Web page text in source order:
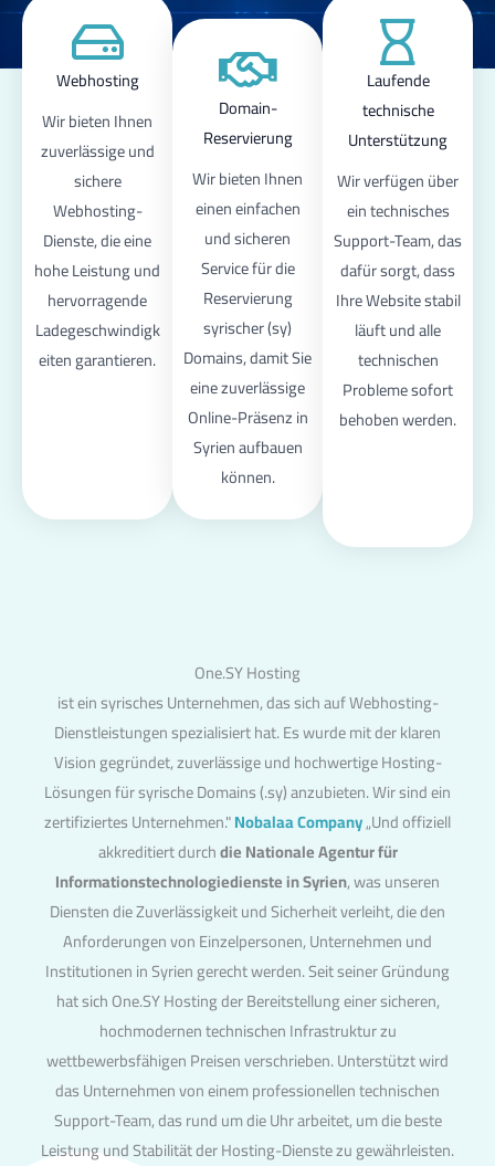
Webhosting
Wir bieten Ihnen
zuverlässige und
sichere
Webhosting-
Dienste, die eine
hohe Leistung und
hervorragende
Ladegeschwindigk
eiten garantieren.
Domain-
Reservierung
Wir bieten Ihnen
einen einfachen
und sicheren
Service für die
Reservierung
syrischer (sy)
Domains, damit Sie
eine zuverlässige
Online-Präsenz in
Syrien aufbauen
können.
Laufende
technische
Unterstützung
Wir verfügen über
ein technisches
Support-Team, das
dafür sorgt, dass
Ihre Website stabil
läuft und alle
technischen
Probleme sofort
behoben werden.
One.SY Hosting
ist ein syrisches Unternehmen, das sich auf Webhosting-
Dienstleistungen spezialisiert hat. Es wurde mit der klaren
Vision gegründet, zuverlässige und hochwertige Hosting-
Lösungen für syrische Domains (.sy) anzubieten. Wir sind ein
zertifiziertes Unternehmen."Nobalaa Company„Und offiziell
akkreditiert durchdie Nationale Agentur für
Informationstechnologiedienste in Syrien, was unseren
Diensten die Zuverlässigkeit und Sicherheit verleiht, die den
Anforderungen von Einzelpersonen, Unternehmen und
Institutionen in Syrien gerecht werden. Seit seiner Gründung
hat sich One.SY Hosting der Bereitstellung einer sicheren,
hochmodernen technischen Infrastruktur zu
wettbewerbsfähigen Preisen verschrieben. Unterstützt wird
das Unternehmen von einem professionellen technischen
Support-Team, das rund um die Uhr arbeitet, um die beste
Leistung und Stabilität der Hosting-Dienste zu gewährleisten.